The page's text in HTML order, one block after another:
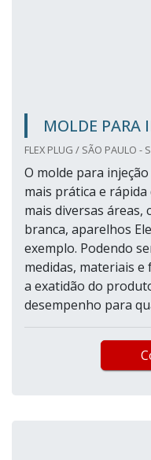
MOLDE PARA
FLEX PLUG / SÃO PAULO -
O molde para
mais prática e
mais diversas áreas,
branca, aparelhos
exemplo. Podendo
medidas, materiais
a exatidão do
desempenho para